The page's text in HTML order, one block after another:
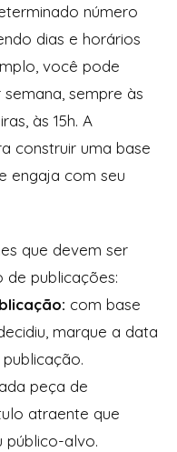
número
dias e horários
você pode
sempre às
às 15h. A
construir uma base
engaja com seu
que devem ser
de publicações:
com base
marque a data
peça de
atraente que
público-alvo.